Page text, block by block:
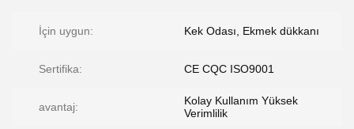
İçin uygun: Kek Odası, Ekmek dükkanı
Sertifika: CE CQC ISO9001
avantaj:
Kolay Kullanım Yüksek
Verimlilik